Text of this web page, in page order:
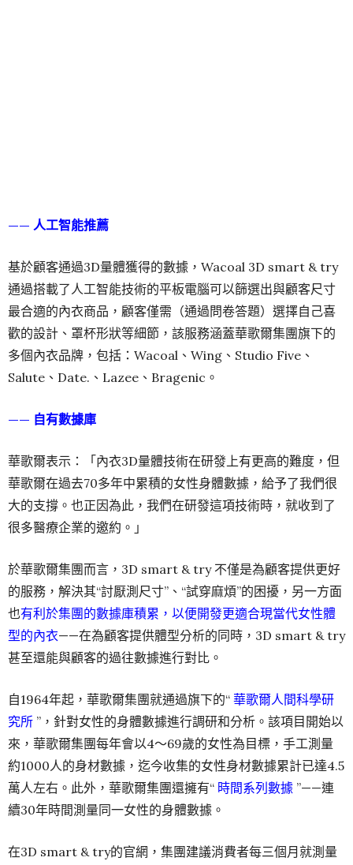
—— 人工智能推薦
基於顧客通過3D量體獲得的數據，Wacoal 3D smart & try
通過搭載了人工智能技術的平板電腦可以篩選出與顧客尺寸
最合適的內衣商品，顧客僅需（通過問卷答題）選擇自己喜
歡的設計、罩杯形狀等細節，該服務涵蓋華歌爾集團旗下的
多個內衣品牌，包括：Wacoal、Wing、Studio Five、
Salute、Date.、Lazee、Bragenic。
—— 自有數據庫
華歌爾表示：「內衣3D量體技術在研發上有更高的難度，但
華歌爾在過去70多年中累積的女性身體數據，給予了我們很
大的支撐。也正因為此，我們在研發這項技術時，就收到了
很多醫療企業的邀約。」
於華歌爾集團而言，3D smart & try 不僅是為顧客提供更好
的服務，解決其“討厭測尺寸”、“試穿麻煩”的困擾，另一方面
也有利於集團的數據庫積累，以便開發更適合現當代女性體
型的內衣——在為顧客提供體型分析的同時，3D smart & try
甚至還能與顧客的過往數據進行對比。
自1964年起，華歌爾集團就通過旗下的“ 華歌爾人間科學研
究所 ”，針對女性的身體數據進行調研和分析。該項目開始以
來，華歌爾集團每年會以4～69歲的女性為目標，手工測量
約1000人的身材數據，迄今收集的女性身材數據累計已達4.5
萬人左右。此外，華歌爾集團還擁有“ 時間系列數據 ”——連
續30年時間測量同一女性的身體數據。
在3D smart & try的官網，集團建議消費者每三個月就測量